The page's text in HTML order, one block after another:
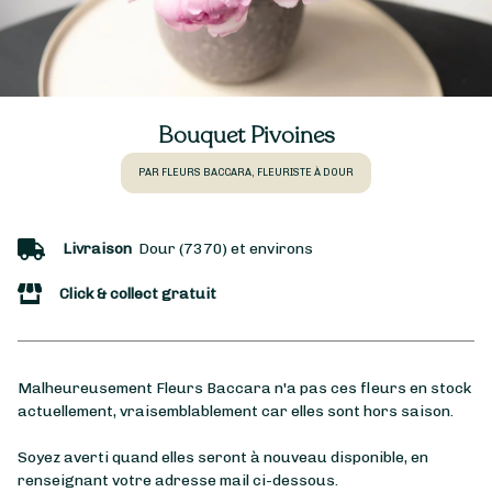
Bouquet Pivoines
PAR FLEURS BACCARA, FLEURISTE À DOUR
Livraison Dour (7370) et environs
Click & collect gratuit
Malheureusement Fleurs Baccara n'a pas ces fleurs en stock
actuellement, vraisemblablement car elles sont hors saison.
Soyez averti quand elles seront à nouveau disponible, en
renseignant votre adresse mail ci-dessous.